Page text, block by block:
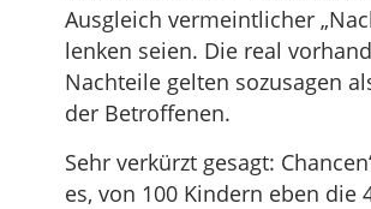
Ausgleich vermeintlicher
lenken seien. Die real
Nachteile gelten sozusagen
der Betroffenen.
Sehr verkürzt gesagt:
es, von 100 Kindern eben die